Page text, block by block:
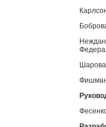
Шарова
Фишман